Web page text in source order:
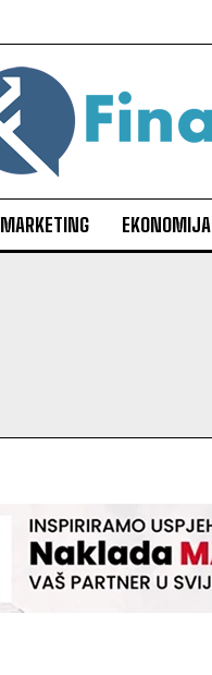
MARKETING EKONOMIJA